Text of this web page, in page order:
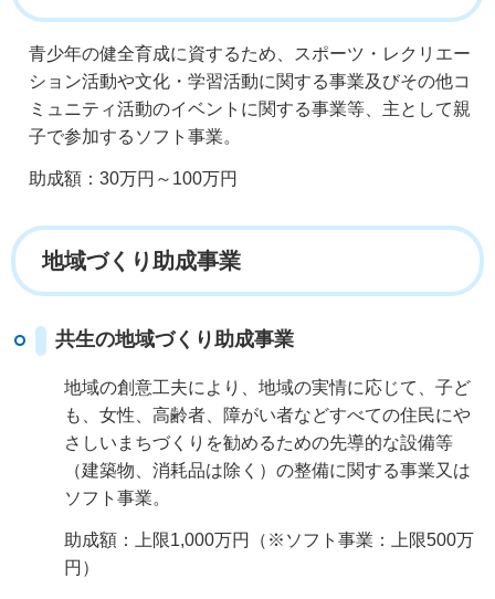
青少年の健全育成に資するため、スポーツ・レクリエー
ション活動や文化・学習活動に関する事業及びその他コ
ミュニティ活動のイベントに関する事業等、主として親
子で参加するソフト事業。
助成額：30万円～100万円
地域づくり助成事業
共生の地域づくり助成事業
地域の創意工夫により、地域の実情に応じて、子ど
も、女性、高齢者、障がい者などすべての住民にや
さしいまちづくりを勧めるための先導的な設備等
（建築物、消耗品は除く）の整備に関する事業又は
ソフト事業。
助成額：上限1,000万円（※ソフト事業：上限500万
円）